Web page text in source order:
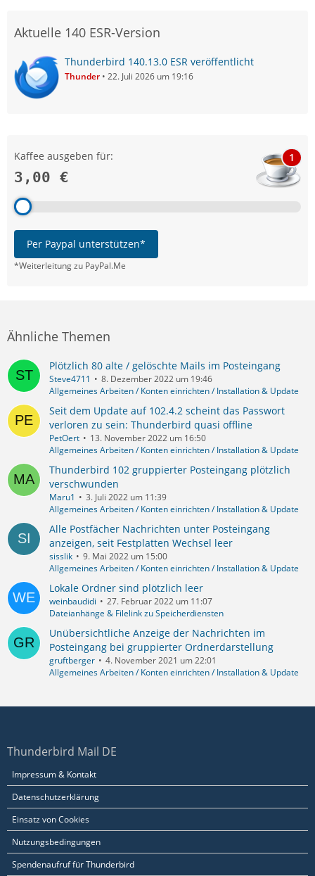
Aktuelle 140 ESR-Version
Thunderbird 140.13.0 ESR veröffentlicht
Thunder 22. Juli 2026 um 19:16
Kaffee ausgeben für:
3,00 €
1
Per Paypal unterstützen*
*Weiterleitung zu PayPal.Me
Ähnliche Themen
Plötzlich 80 alte / gelöschte Mails im Posteingang
Steve4711
8. Dezember 2022 um 19:46
Allgemeines Arbeiten / Konten einrichten / Installation & Update
Seit dem Update auf 102.4.2 scheint das Passwort
verloren zu sein: Thunderbird quasi offline
PetOert
13. November 2022 um 16:50
Allgemeines Arbeiten / Konten einrichten / Installation & Update
Thunderbird 102 gruppierter Posteingang plötzlich
verschwunden
Maru1
3. Juli 2022 um 11:39
Allgemeines Arbeiten / Konten einrichten / Installation & Update
Alle Postfächer Nachrichten unter Posteingang
anzeigen, seit Festplatten Wechsel leer
sisslik
9. Mai 2022 um 15:00
Allgemeines Arbeiten / Konten einrichten / Installation & Update
Lokale Ordner sind plötzlich leer
weinbaudidi
27. Februar 2022 um 11:07
Dateianhänge & Filelink zu Speicherdiensten
Unübersichtliche Anzeige der Nachrichten im
Posteingang bei gruppierter Ordnerdarstellung
gruftberger
4. November 2021 um 22:01
Allgemeines Arbeiten / Konten einrichten / Installation & Update
Thunderbird Mail DE
Impressum & Kontakt
Datenschutzerklärung
Einsatz von Cookies
Nutzungsbedingungen
Spendenaufruf für Thunderbird